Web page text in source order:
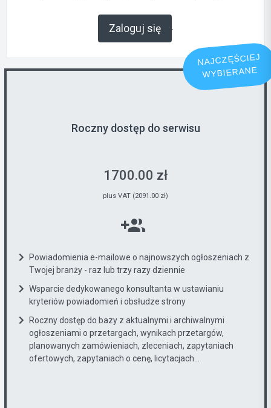
Zaloguj się .
NAJCZĘŚCIEJ
WYBIERANE
Roczny dostęp do serwisu
1700.00 zł
plus VAT (2091.00 zł)
Powiadomienia e-mailowe o najnowszych ogłoszeniach z
Twojej branży - raz lub trzy razy dziennie
Wsparcie dedykowanego konsultanta w ustawianiu
kryteriów powiadomień i obsłudze strony
Roczny dostęp do bazy z aktualnymi i archiwalnymi
ogłoszeniami o przetargach, wynikach przetargów,
planowanych zamówieniach, zleceniach, zapytaniach
ofertowych, zapytaniach o cenę, licytacjach...